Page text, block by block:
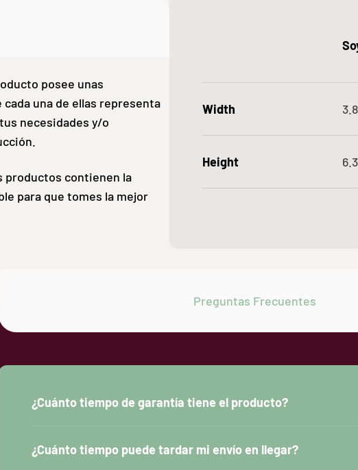
posee unas
una de ellas representa
necesidades y/o
productos contienen la
para que tomes la mejor
Width 3.8
Height 6.3
Preguntas Frecuentes
¿Cuánto tiempo de garantía tiene el producto?
¿Cuánto tiempo puede tardar mi envío en llegar?